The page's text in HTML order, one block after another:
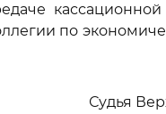
по
Судья